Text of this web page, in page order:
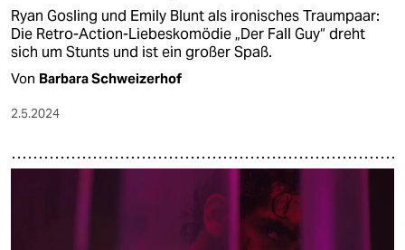
Ryan Gosling und Emily Blunt als ironisches Traumpaar:
Die Retro-Action-Liebeskomödie „Der Fall Guy“ dreht
sich um Stunts und ist ein großer Spaß.
Von Barbara Schweizerhof
2.5.2024